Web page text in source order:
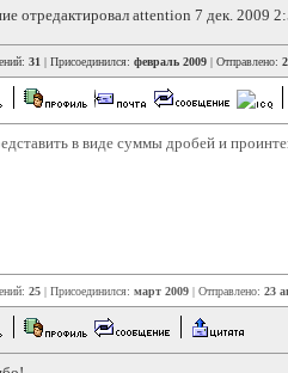
отредактировал attention 7 дек. 2009
31 | Присоединился: февраль 2009 | Отправлено:
в виде суммы дробей и
25 | Присоединился: март 2009 | Отправлено: 23